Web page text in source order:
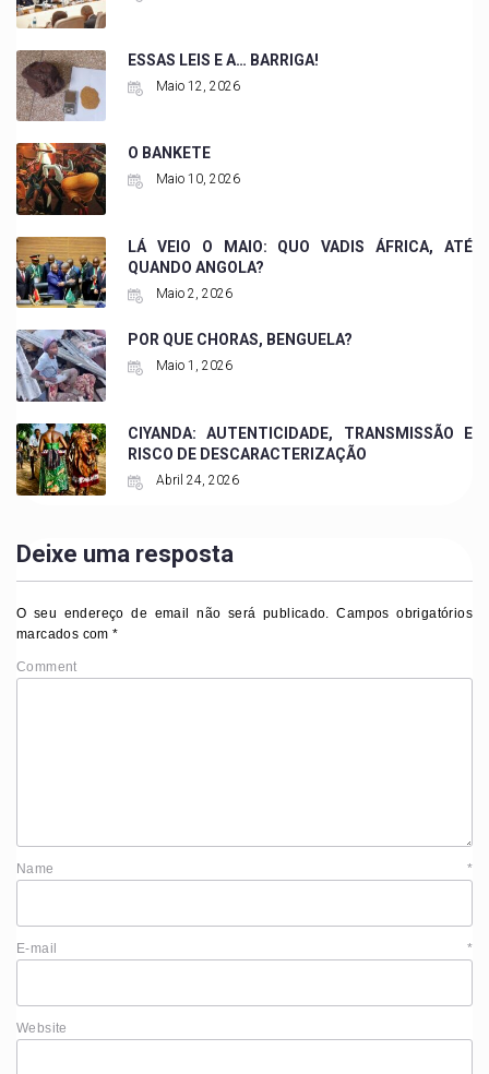
ESSAS LEIS E A… BARRIGA!
Maio 12, 2026
O BANKETE
Maio 10, 2026
LÁ VEIO O MAIO: QUO VADIS ÁFRICA, ATÉ
QUANDO ANGOLA?
Maio 2, 2026
POR QUE CHORAS, BENGUELA?
Maio 1, 2026
CIYANDA: AUTENTICIDADE, TRANSMISSÃO E
RISCO DE DESCARACTERIZAÇÃO
Abril 24, 2026
Deixe uma resposta
O seu endereço de email não será publicado.
Campos obrigatórios
marcados com*
Comment
Name *
E-mail *
Website